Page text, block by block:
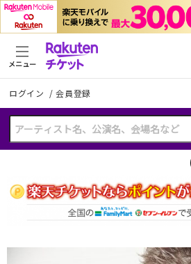
ログイン /会員登録
メニュー